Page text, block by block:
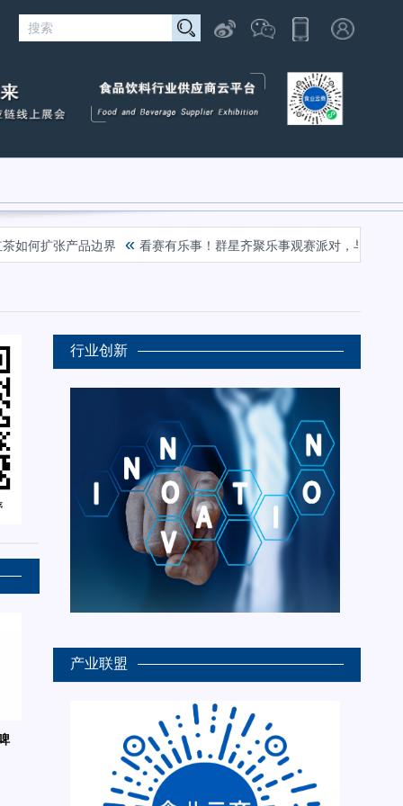
扩张产品边界 « 看赛有乐事！群星齐聚乐事观赛派对，与球迷共迎
行业创新
产业联盟